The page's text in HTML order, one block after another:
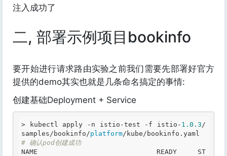
注入成功了
二, 部署示例项目bookinfo
要开始进行请求路由实验之前我们需要先部署好官方
提供的demo其实也就是几条命名搞定的事情:
创建基础Deployment + Service
> kubectl apply -n istio-test -f istio- 1.0 .3/
samples/bookinfo/platform
# 确认pod创建成功
NAME                             READY     ST